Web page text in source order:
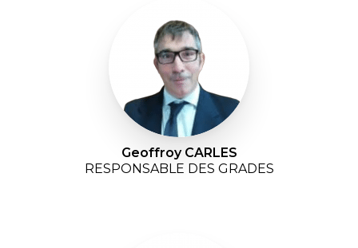
Geoffroy CARLES
RESPONSABLE DES GRADES